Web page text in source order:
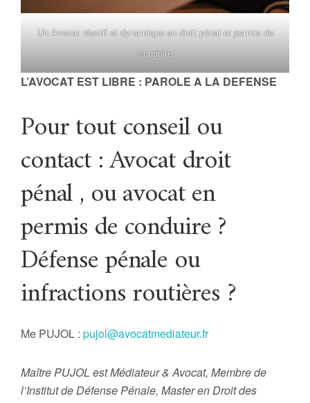
Un Avocat réactif et dynamique en droit pénal et permis de
conduire
L’AVOCAT EST LIBRE : PAROLE A LA DEFENSE
Pour tout conseil ou
contact : Avocat droit
pénal , ou avocat en
permis de conduire ?
Défense pénale ou
infractions routières ?
Me PUJOL : pujol@avocatmediateur.fr
Maître PUJOL est Médiateur & Avocat, Membre de
l’Institut de Défense Pénale, Master en Droit des